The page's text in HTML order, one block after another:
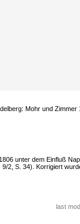
Mohr und Zimmer
unter dem Einfluß
9/2, S. 34). Korrigiert
last